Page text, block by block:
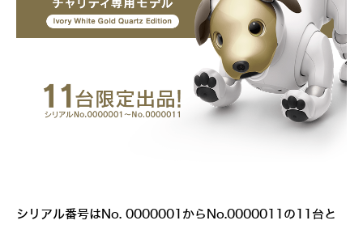
シリアル番号はNo. 0000001からNo.0000011の11台と